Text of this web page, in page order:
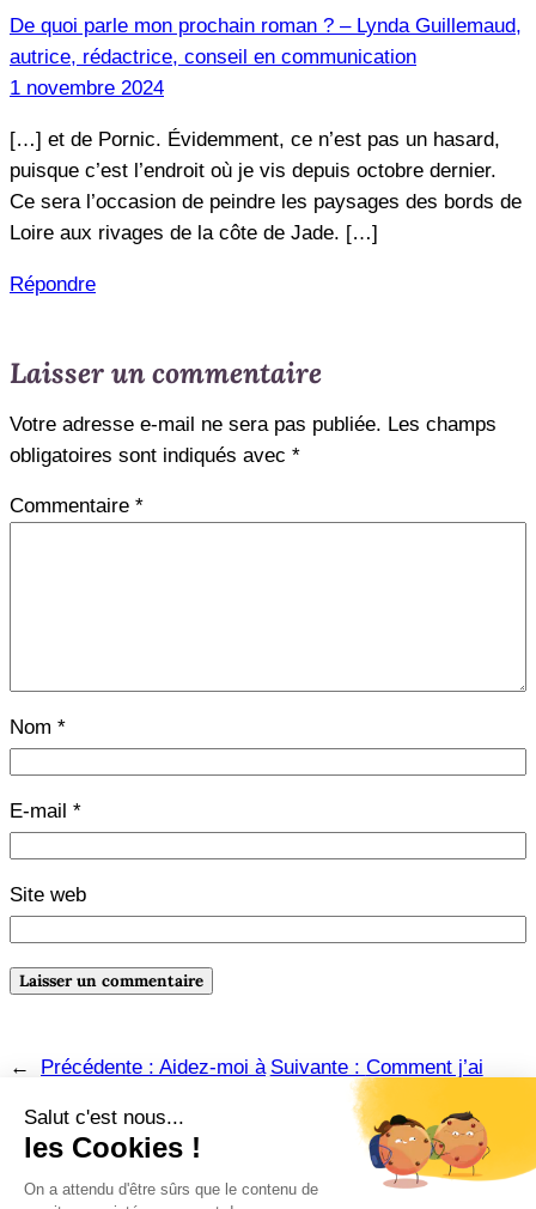
De quoi parle mon prochain roman ? – Lynda Guillemaud,
autrice, rédactrice, conseil en communication
1 novembre 2024
[…] et de Pornic. Évidemment, ce n’est pas un hasard,
puisque c’est l’endroit où je vis depuis octobre dernier.
Ce sera l’occasion de peindre les paysages des bords de
Loire aux rivages de la côte de Jade. […]
Répondre
Laisser un commentaire
Votre adresse e-mail ne sera pas publiée. Les champs
obligatoires sont indiqués avec *
Commentaire *
Nom *
E-mail *
Site web
← Précédente : Aidez-moi à
8 !
Suivante : Comment j’ai
écrit « L’alliance de
Penthièvre » →